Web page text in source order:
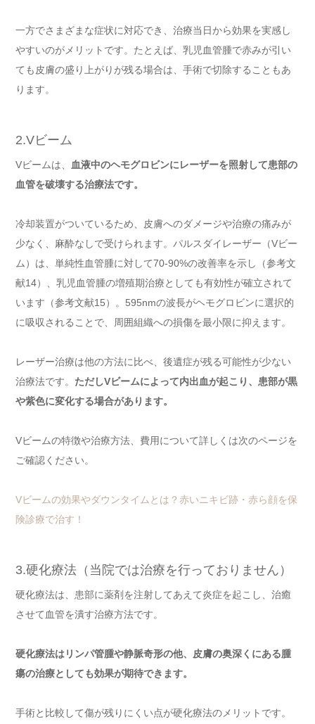
一方でさまざまな症状に対応でき、治療当日から効果を実感し
やすいのがメリットです。たとえば、乳児血管腫で赤みが引い
ても皮膚の盛り上がりが残る場合は、手術で切除することもあ
ります。
2.Vビーム
Vビームは、
血液中のヘモグロビンにレーザーを照射して患部の
血管を破壊する治療法です。
冷却装置がついているため、皮膚へのダメージや治療の痛みが
少なく、麻酔なしで受けられます。パルスダイレーザー（Vビー
ム）は、単純性血管腫に対して70-90%の改善率を示し（参考文
献14）、乳児血管腫の増殖期治療としても有効性が確立されて
います（参考文献15）。595nmの波長がヘモグロビンに選択的
に吸収されることで、周囲組織への損傷を最小限に抑えます。
レーザー治療は他の方法に比べ、後遺症が残る可能性が少ない
治療法です。 ただしVビームによって内出血が起こり、患部が黒
や紫色に変化する場合があります。
Vビームの特徴や治療方法、費用について詳しくは次のページを
ご確認ください。
Vビームの効果やダウンタイムとは？赤いニキビ跡・赤ら顔を保
険診療で治す！
3.硬化療法（当院では治療を行っておりません）
硬化療法は、患部に薬剤を注射してあえて炎症を起こし、治癒
させて血管を潰す治療方法です。
硬化療法はリンパ管腫や静脈奇形の他、皮膚の奥深くにある腫
瘍の治療としても効果が期待できます。
手術と比較して傷が残りにくい点が硬化療法のメリットです。